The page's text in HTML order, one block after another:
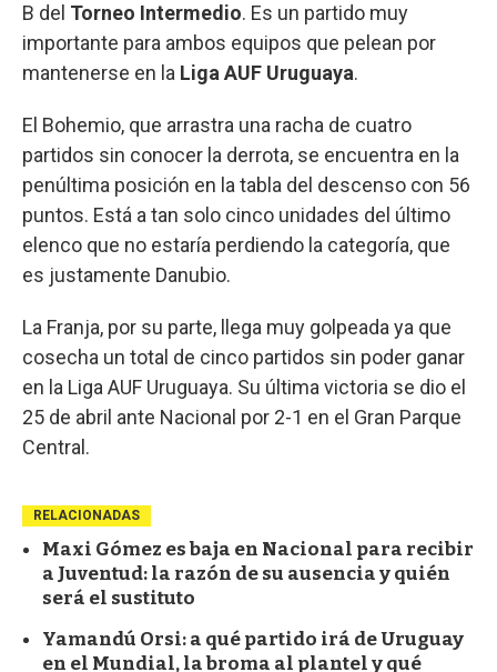
B del Torneo Intermedio. Es un partido muy
importante para ambos equipos que pelean por
mantenerse en la Liga AUF Uruguaya.
El Bohemio, que arrastra una racha de cuatro
partidos sin conocer la derrota, se encuentra en la
penúltima posición en la tabla del descenso con 56
puntos. Está a tan solo cinco unidades del último
elenco que no estaría perdiendo la categoría, que
es justamente Danubio.
La Franja, por su parte, llega muy golpeada ya que
cosecha un total de cinco partidos sin poder ganar
en la Liga AUF Uruguaya. Su última victoria se dio el
25 de abril ante Nacional por 2-1 en el Gran Parque
Central.
RELACIONADAS
Maxi Gómez es baja en Nacional para recibir
a Juventud: la razón de su ausencia y quién
será el sustituto
Yamandú Orsi: a qué partido irá de Uruguay
en el Mundial, la broma al plantel y qué